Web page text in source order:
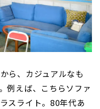
ら、カジュアルなも
例えば、こちらソファ
スライト。80年代あ